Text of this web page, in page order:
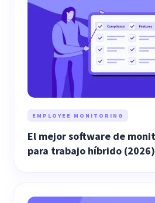
EMPLOYEE MONITORING
El mejor software de
para trabajo híbrido (2026)